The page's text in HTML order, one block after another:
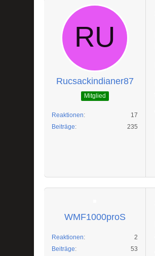
Rucsackindianer87
Mitglied
Reaktionen
17
Beiträge
235
WMF1000proS
Reaktionen
2
Beiträge
53